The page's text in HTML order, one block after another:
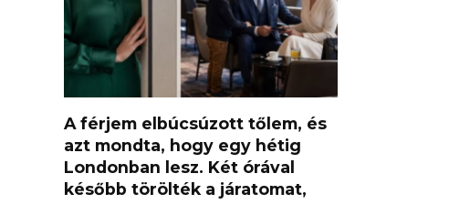
A férjem elbúcsúzott tőlem, és
azt mondta, hogy egy hétig
Londonban lesz. Két órával
később törölték a járatomat,